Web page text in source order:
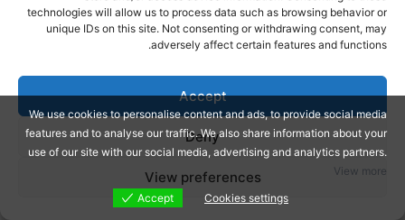
technologies will allow us to process data such as browsing behavior or
unique IDs on this site. Not consenting or withdrawing consent, may
adversely affect certain features and functions.
Accept
Deny
View preferences
admin
موقع
We use cookies to personalise content and ads, to provide social media
features and to analyse our traffic. We also share information about your
use of our site with our social media, advertising and analytics partners.
View more
Cookies settings
Accept